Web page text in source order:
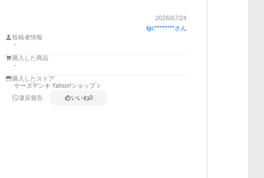
2026/07/24
tgc********さん
投稿者情報
-
購入した商品
-
購入したストア
ケーズデンキ Yahoo!ショップ
違反報告
いいね0